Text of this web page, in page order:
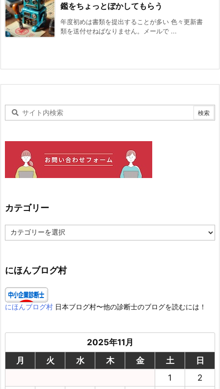
鑑をちょっとぼかしてもらう
年度初めは書類を提出することが多い 色々更新書
類を送付せねばなりません。メールで ...
カテゴリー
テ
ー
にほんブログ村
にほんブログ村 日本ブログ村〜他の診断士のブログを読むには！
2025年11月
月
火 水 木 金 土
日
1
2